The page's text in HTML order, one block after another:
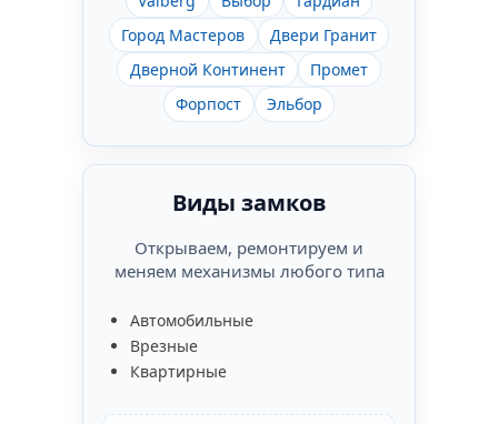
Город Мастеров
Двери Гранит
Дверной Континент
Промет
Форпост
Эльбор
Виды замков
Открываем, ремонтируем и
меняем механизмы любого типа
Автомобильные
Врезные
Квартирные